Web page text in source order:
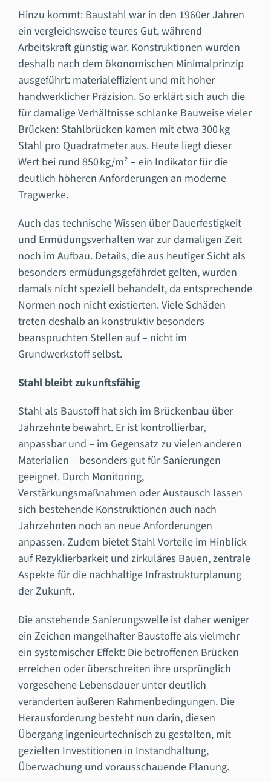
Hinzu kommt: Baustahl war in den 1960er Jahren
ein vergleichsweise teures Gut, während
Arbeitskraft günstig war. Konstruktionen wurden
deshalb nach dem ökonomischen Minimalprinzip
ausgeführt: materialeffizient und mit hoher
handwerklicher Präzision. So erklärt sich auch die
für damalige Verhältnisse schlanke Bauweise vieler
Brücken: Stahlbrücken kamen mit etwa 300 kg
Stahl pro Quadratmeter aus. Heute liegt dieser
Wert bei rund 850 kg/m² – ein Indikator für die
deutlich höheren Anforderungen an moderne
Tragwerke.
Auch das technische Wissen über Dauerfestigkeit
und Ermüdungsverhalten war zur damaligen Zeit
noch im Aufbau. Details, die aus heutiger Sicht als
besonders ermüdungsgefährdet gelten, wurden
damals nicht speziell behandelt, da entsprechende
Normen noch nicht existierten. Viele Schäden
treten deshalb an konstruktiv besonders
beanspruchten Stellen auf – nicht im
Grundwerkstoff selbst.
Stahl bleibt zukunftsfähig
Stahl als Baustoff hat sich im Brückenbau über
Jahrzehnte bewährt. Er ist kontrollierbar,
anpassbar und – im Gegensatz zu vielen anderen
Materialien – besonders gut für Sanierungen
geeignet. Durch Monitoring,
Verstärkungsmaßnahmen oder Austausch lassen
sich bestehende Konstruktionen auch nach
Jahrzehnten noch an neue Anforderungen
anpassen. Zudem bietet Stahl Vorteile im Hinblick
auf Rezyklierbarkeit und zirkuläres Bauen, zentrale
Aspekte für die nachhaltige Infrastrukturplanung
der Zukunft.
Die anstehende Sanierungswelle ist daher weniger
ein Zeichen mangelhafter Baustoffe als vielmehr
ein systemischer Effekt: Die betroffenen Brücken
erreichen oder überschreiten ihre ursprünglich
vorgesehene Lebensdauer unter deutlich
veränderten äußeren Rahmenbedingungen. Die
Herausforderung besteht nun darin, diesen
Übergang ingenieurtechnisch zu gestalten, mit
gezielten Investitionen in Instandhaltung,
Überwachung und vorausschauende Planung.